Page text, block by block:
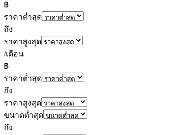
฿
ราคาต่ำสุด
ถึง
ราคาสูงสุด
/เดือน
฿
ราคาต่ำสุด
ถึง
ราคาสูงสุด
ขนาดต่ำสุด
ถึง